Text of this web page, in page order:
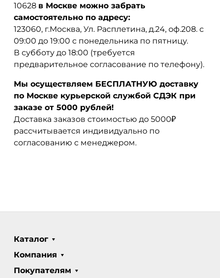
10628 в Москве можно забрать
самостоятельно по адресу:
123060, г.Москва, Ул. Расплетина, д.24, оф.208. с
09:00 до 19:00 с понедельника по пятницу.
В субботу до 18:00 (требуется
предварительное согласование по телефону).
Мы осуществляем БЕСПЛАТНУЮ доставку
по Москве курьерской службой СДЭК при
заказе от 5000 рублей!
Доставка заказов стоимостью до 5000₽
рассчитывается индивидуально по
согласованию с менеджером.
Каталог
Компания
Покупателям